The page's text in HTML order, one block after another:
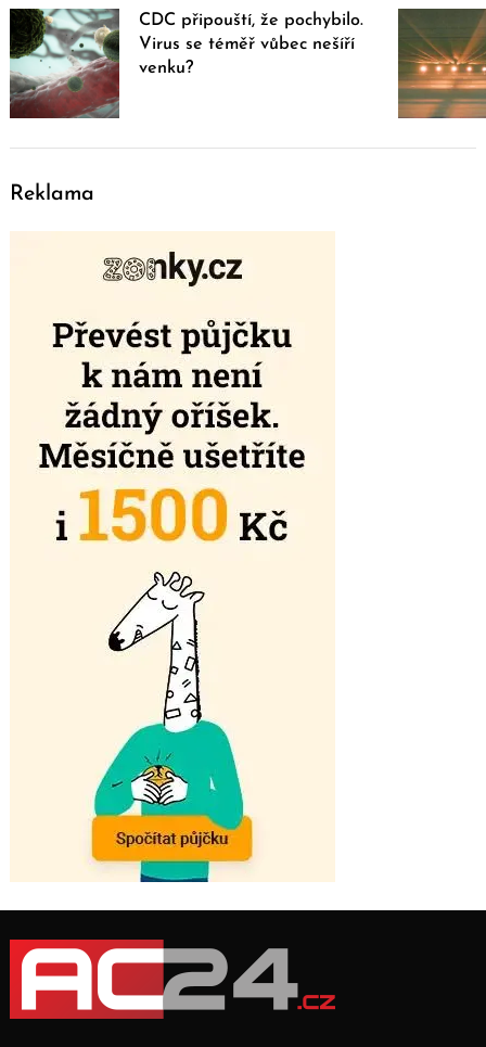
CDC připouští, že pochybilo.
Virus se téměř vůbec nešíří
venku?
Reklama